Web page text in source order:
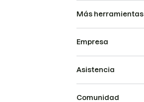
Más herramientas
Empresa
Asistencia
Comunidad